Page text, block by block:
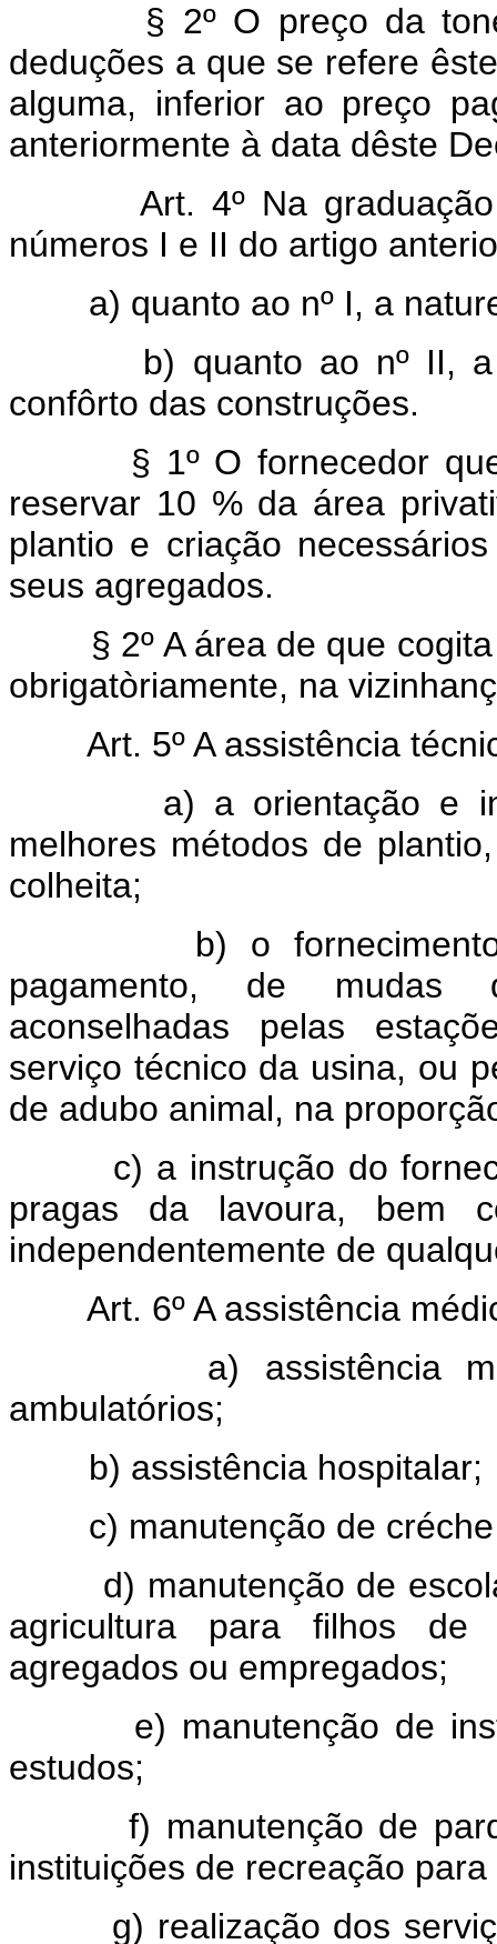
§ 2º O preço da
deduções a que se refere
alguma, inferior ao preço
anteriormente à data dêste
Art. 4º Na
números I e II do artigo
a) quanto ao nº I, a
b) quanto ao nº II, a
confôrto das construções.
§ 1º O fornecedor que
reservar 10 % da área
plantio e criação
seus agregados.
§ 2º A área de que cogita
obrigatòriamente, na
Art. 5º A assistência
a) a orientação e
melhores métodos de
colheita;
b) o fornecimento,
pagamento, de mudas
aconselhadas pelas
serviço técnico da usina, ou
de adubo animal, na
c) a instrução do
pragas da lavoura, bem
independentemente de
Art. 6º A assistência
a) assistência
ambulatórios;
b) assistência hospitalar;
c) manutenção de créche
d) manutenção de
agricultura para filhos de
agregados ou empregados;
e) manutenção de
estudos;
f) manutenção de
instituições de recreação
g) realização dos